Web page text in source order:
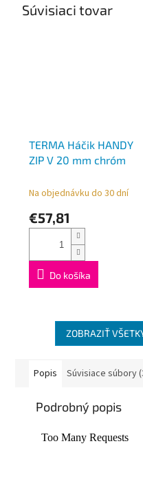
Súvisiaci tovar
TERMA Háčik HANDY
ZIP V 20 mm chróm
Na objednávku do 30 dní
€57,81
Do košíka
ZOBRAZIŤ
Popis Súvisiace súbory
Podrobný popis